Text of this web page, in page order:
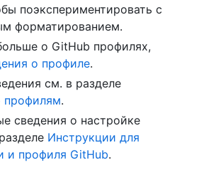
поэкспериментировать с
форматированием.
о GitHub профилях,
о профиле.
см. в разделе
профилям.
сведения о настройке
Инструкции для
и профиля GitHub.